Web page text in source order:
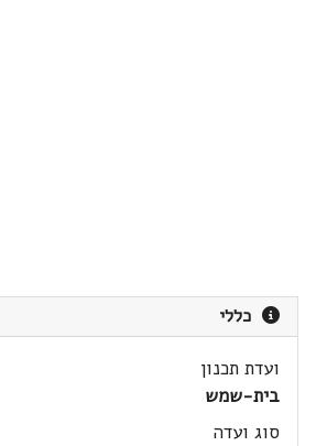
כללי
ועדת תכנון
בית-שמש
סוג ועדה